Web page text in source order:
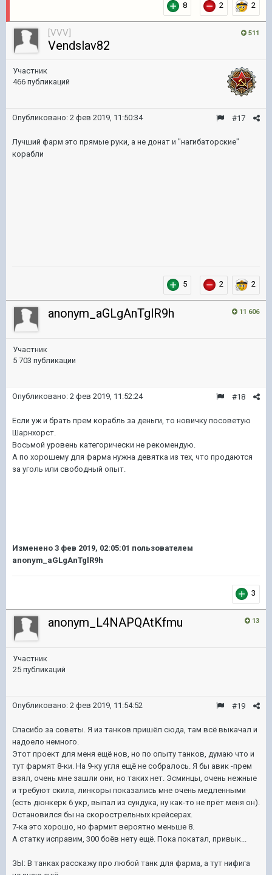
8 2 2
511
[VVV]
Vendslav82
Участник
466 публикаций
#17
Опубликовано: 2 фев 2019, 11:50:34
Лучший фарм это прямые руки, а не донат и "нагибаторские"
корабли
5 2 2
11 606
anonym_aGLgAnTglR9h
Участник
5 703 публикации
#18
Опубликовано: 2 фев 2019, 11:52:24
Если уж и брать прем корабль за деньги, то новичку посоветую
Шарнхорст.
Восьмой уровень категорически не рекомендую.
А по хорошему для фарма нужна девятка из тех, что продаются
за уголь или свободный опыт.
Изменено 3 фев 2019, 02:05:01 пользователем
anonym_aGLgAnTglR9h
3
13
anonym_L4NAPQAtKfmu
Участник
25 публикаций
#19
Опубликовано: 2 фев 2019, 11:54:52
Спасибо за советы. Я из танков пришёл сюда, там всё выкачал и
надоело немного.
Этот проект для меня ещё нов, но по опыту танков, думаю что и
тут фармят 8-ки. На 9-ку угля ещё не собралось. Я бы авик -прем
взял, очень мне зашли они, но таких нет. Эсминцы, очень нежные
и требуют скила, линкоры показались мне очень медленными
(есть дюнкерк 6 укр, выпал из сундука, ну как-то не прёт меня он).
Остановился бы на скорострельных крейсерах.
7-ка это хорошо, но фармит вероятно меньше 8.
А статку исправим, 300 боёв нету ещё. Пока покатал, привык...
ЗЫ: В танках расскажу про любой танк для фарма, а тут нифига